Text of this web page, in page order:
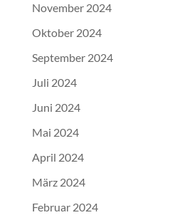
November 2024
Oktober 2024
September 2024
Juli 2024
Juni 2024
Mai 2024
April 2024
März 2024
Februar 2024